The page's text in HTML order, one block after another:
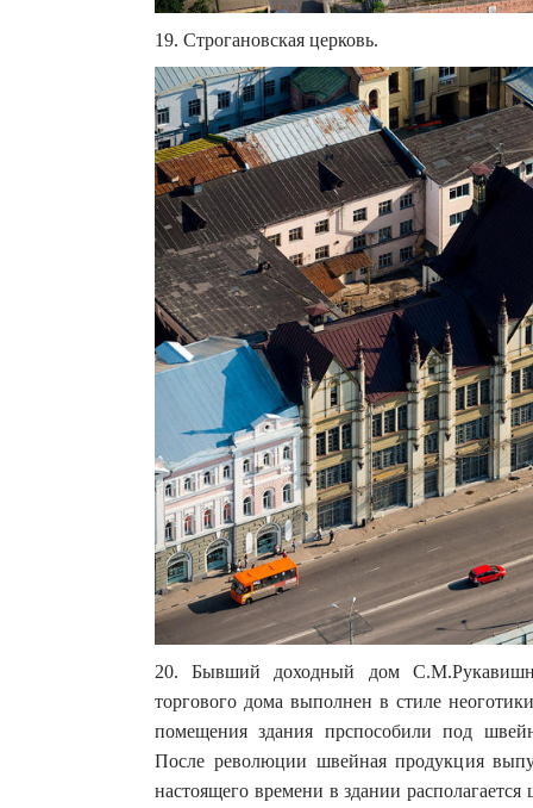
19. Строгановская церковь.
20. Бывший доходный дом
торгового дома выполнен в стиле
помещения здания прспособили под
После революции швейная продукция
настоящего времени в здании